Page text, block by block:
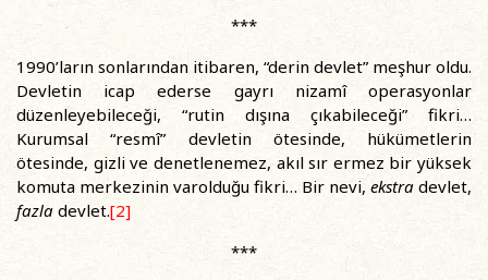
***
1990’ların sonlarından itibaren, “derin devlet” meşhur oldu.
Devletin icap ederse gayrı nizamî operasyonlar
düzenleyebileceği, “rutin dışına çıkabileceği” fikri…
Kurumsal “resmî” devletin ötesinde, hükümetlerin
ötesinde, gizli ve denetlenemez, akıl sır ermez bir yüksek
komuta merkezinin varolduğu fikri… Bir nevi, ekstra devlet,
fazla devlet.[2]
***